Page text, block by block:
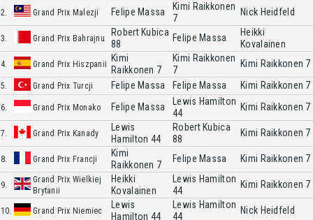
2. Grand Prix Malezji Felipe Massa
Kimi Raikkonen
7
Nick Heidfeld
3. Grand Prix Bahrajnu
Robert Kubica
88
Felipe Massa
Heikki
Kovalainen
4. Grand Prix Hiszpanii
Kimi
Raikkonen 7
Kimi Raikkonen
7
Kimi Raikkonen 7
5. Grand Prix Turcji Felipe Massa Felipe Massa Kimi Raikkonen 7
6. Grand Prix Monako Felipe Massa
Lewis Hamilton
44
Kimi Raikkonen 7
7. Grand Prix Kanady
Lewis
Hamilton 44
Robert Kubica
88
Kimi Raikkonen 7
8. Grand Prix Francji
Kimi
Raikkonen 7
Felipe Massa Kimi Raikkonen 7
9.
Grand Prix Wielkiej
Brytanii
Heikki
Kovalainen
Lewis Hamilton
44
Kimi Raikkonen 7
10. Grand Prix Niemiec
Lewis
Hamilton 44
Lewis Hamilton
44
Nick Heidfeld